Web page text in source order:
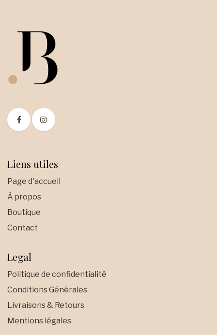
Liens utiles
Page d'accueil
À propos
Boutique
Contact
Legal
Politique de confidentialité
Conditions Générales
Livraisons & Retours
Mentions légales